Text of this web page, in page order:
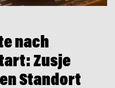
nach
Zusje
Standort